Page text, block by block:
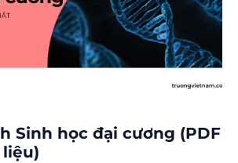
Sinh học đại cương (PDF
liệu)